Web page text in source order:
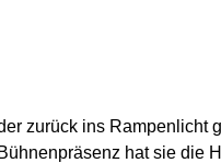
zurück ins Rampenlicht
hat sie die